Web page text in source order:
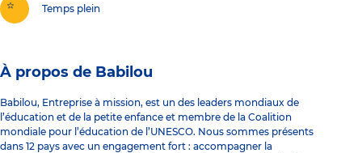
Temps plein
À propos de Babilou
Babilou, Entreprise à mission, est un des leaders mondiaux de
l’éducation et de la petite enfance et membre de la Coalition
mondiale pour l’éducation de l’UNESCO. Nous sommes présents
dans 12 pays avec un engagement fort : accompagner la